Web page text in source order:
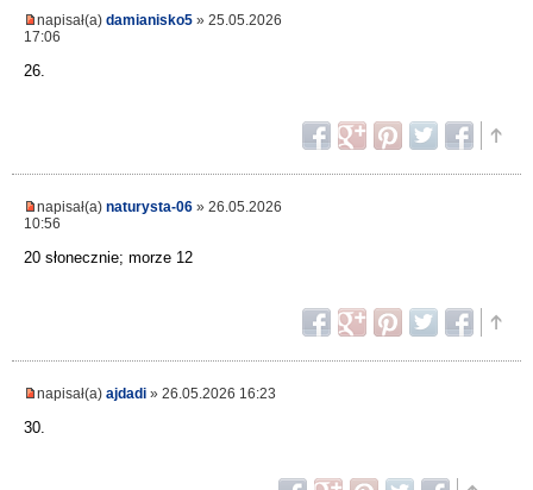
napisał(a) damianisko5 » 25.05.2026
17:06
26.
napisał(a) naturysta-06 » 26.05.2026
10:56
20 słonecznie; morze 12
napisał(a) ajdadi » 26.05.2026 16:23
30.